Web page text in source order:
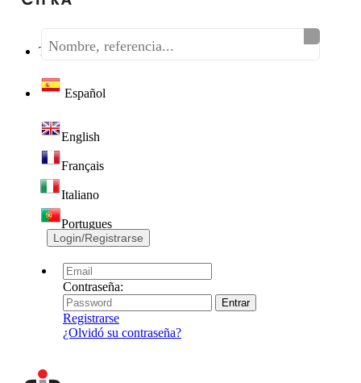
Teléfono:(+34) 968 320 046
Español
English
Français
Italiano
Portugues
Login/Registrarse
Contraseña:
Registrarse
¿Olvidó su contraseña?